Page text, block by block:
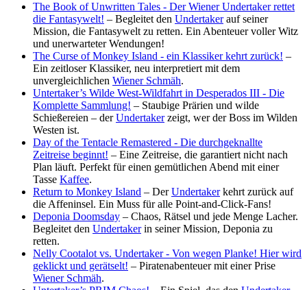
The Book of Unwritten Tales - Der Wiener Undertaker rettet
die Fantasywelt! – Begleitet den Undertakerauf seiner
Mission, die Fantasywelt zu retten. Ein Abenteuer voller Witz
und unerwarteter Wendungen!
The Curse of Monkey Island - ein Klassiker kehrt zurück! –
Ein zeitloser Klassiker, neu interpretiert mit dem
unvergleichlichen Wiener Schmäh.
Untertaker’s Wilde West-Wildfahrt in Desperados III - Die
Komplette Sammlung! – Staubige Prärien und wilde
Schießereien – derUndertakerzeigt, wer der Boss im Wilden
Westen ist.
Day of the Tentacle Remastered - Die durchgeknallte
Zeitreise beginnt! – Eine Zeitreise, die garantiert nicht nach
Plan läuft. Perfekt für einen gemütlichen Abend mit einer
Tasse Kaffee.
Return to Monkey Island – DerUndertakerkehrt zurück auf
die Affeninsel. Ein Muss für alle Point-and-Click-Fans!
Deponia Doomsday – Chaos, Rätsel und jede Menge Lacher.
Begleitet den Undertakerin seiner Mission, Deponia zu
retten.
Nelly Cootalot vs. Undertaker - Von wegen Planke! Hier wird
geklickt und gerätselt! – Piratenabenteuer mit einer Prise
Wiener Schmäh.